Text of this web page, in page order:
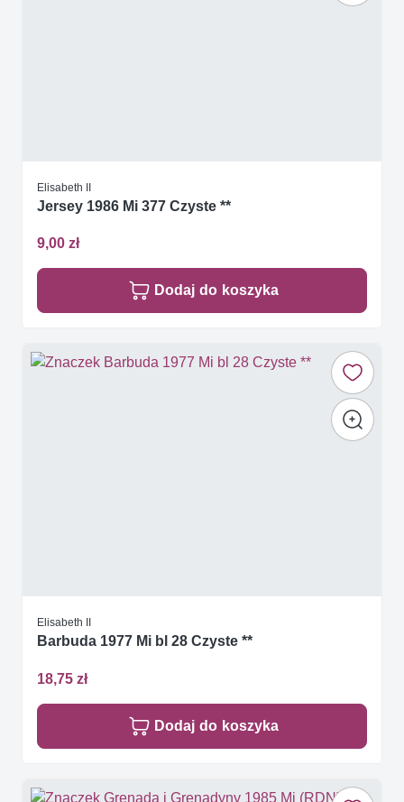
Elisabeth II
Jersey 1986 Mi 377 Czyste **
9,00 zł
Dodaj do koszyka
Elisabeth II
Barbuda 1977 Mi bl 28 Czyste **
18,75 zł
Dodaj do koszyka